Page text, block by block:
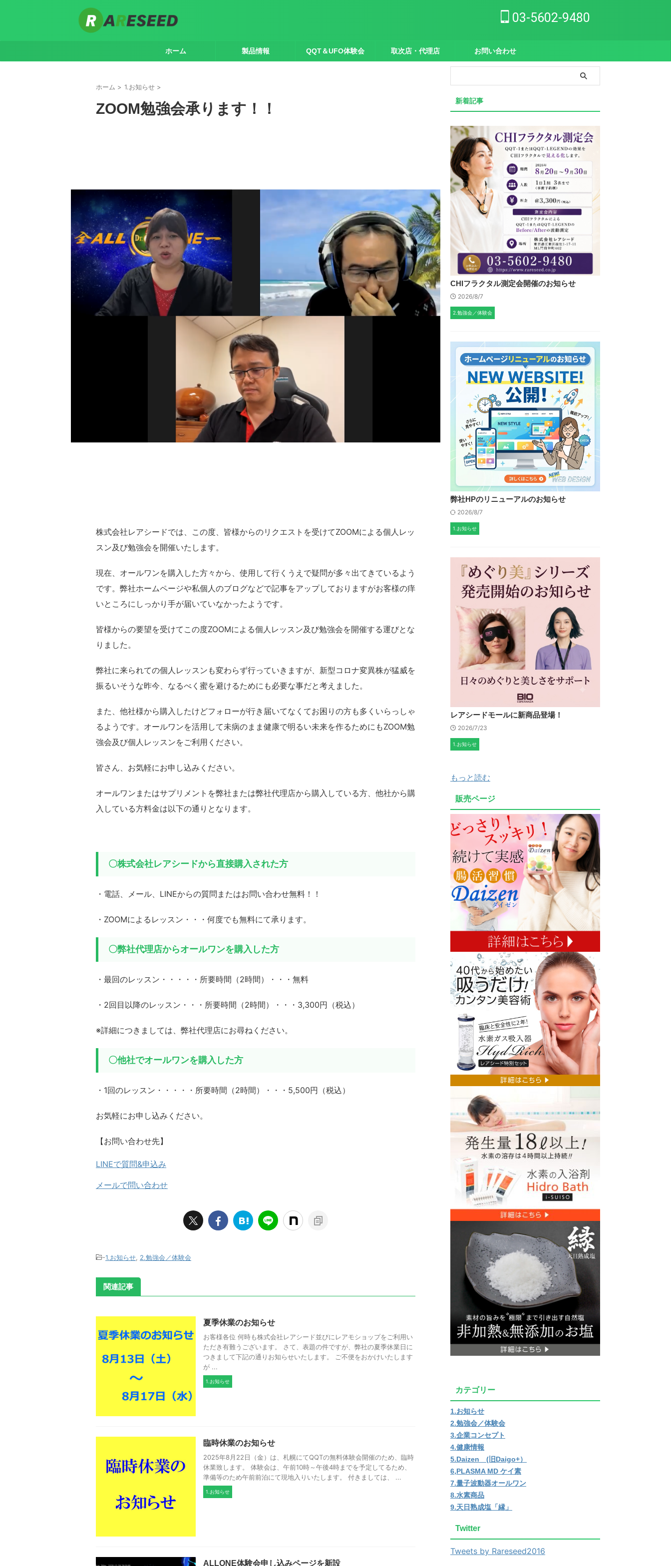
03-5602-9480
ホーム 製品情報 QQT＆UFO体験会 取次店・代理店 お問い合わせ
ホーム > 1.お知らせ >
ZOOM勉強会承ります！！
株式会社レアシードでは、この度、皆様からのリクエストを受けてZOOMによる個人レッ
スン及び勉強会を開催いたします。
現在、オールワンを購入した方々から、使用して行くうえで疑問が多々出てきているよう
です。弊社ホームページや私個人のブログなどで記事をアップしておりますがお客様の痒
いところにしっかり手が届いていなかったようです。
皆様からの要望を受けてこの度ZOOMによる個人レッスン及び勉強会を開催する運びとな
りました。
弊社に来られての個人レッスンも変わらず行っていきますが、新型コロナ変異株が猛威を
振るいそうな昨今、なるべく蜜を避けるためにも必要な事だと考えました。
また、他社様から購入したけどフォローが行き届いてなくてお困りの方も多くいらっしゃ
るようです。オールワンを活用して未病のまま健康で明るい未来を作るためにもZOOM勉
強会及び個人レッスンをご利用ください。
皆さん、お気軽にお申し込みください。
オールワンまたはサプリメントを弊社または弊社代理店から購入している方、他社から購
入している方料金は以下の通りとなります。
〇株式会社レアシードから直接購入された方
・電話、メール、LINEからの質問またはお問い合わせ無料！！
・ZOOMによるレッスン・・・何度でも無料にて承ります。
〇弊社代理店からオールワンを購入した方
・最回のレッスン・・・・・所要時間（2時間）・・・無料
・2回目以降のレッスン・・・所要時間（2時間）・・・3,300円（税込）
※詳細につきましては、弊社代理店にお尋ねください。
〇他社でオールワンを購入した方
・1回のレッスン・・・・・所要時間（2時間）・・・5,500円（税込）
お気軽にお申し込みください。
【お問い合わせ先】
LINEで質問&申込み
メールで問い合わせ
-1.お知らせ 2.勉強会／体験会
関連記事
夏季休業のお知らせ
お客様各位 何時も株式会社レアシード並びにレアモショップをご利用い
ただき有難うございます。 さて、表題の件ですが、弊社の夏季休業日に
つきまして下記の通りお知らせいたします。 ご不便をおかけいたします
が ...
1.お知らせ
臨時休業のお知らせ
2025年8月22日（金）は、札幌にてQQTの無料体験会開催のため、臨時
休業致します。 体験会は、午前10時～午後4時までを予定してるため、
準備等のため午前前泊にて現地入りいたします。 付きましては、 ...
1.お知らせ
ALLONE体験会申し込みページを新設
新着記事
CHIフラクタル測定会開催のお知らせ
2026/8/7
2.勉強会／体験会
弊社HPのリニューアルのお知らせ
2026/8/7
1.お知らせ
レアシードモールに新商品登場！
2026/7/23
1.お知らせ
もっと読む
販売ページ
カテゴリー
1.お知らせ
2.勉強会／体験会
3.企業コンセプト
4.健康情報
5.Daizen (旧Daigo+）
6,PLASMA MD ケイ素
7.量子波動器オールワン
8.水素商品
9.天日熟成塩「縁」
Twitter
Tweets by Rareseed2016